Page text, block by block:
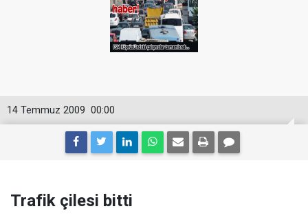
00:00
14 Temmuz 2009
Trafik çilesi bitti